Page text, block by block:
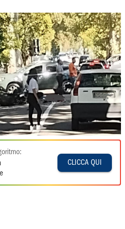
CLICCA QUI